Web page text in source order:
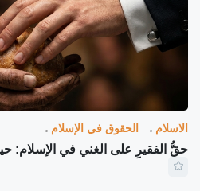
الاسلام الحقوق في الإسلام
حقُّ الفقيرِ على الغني في الإسلام: